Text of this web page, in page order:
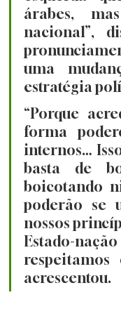
árabes,
nacional”,
uma
estratégia
“Porque
forma
internos…
basta de
boicotando
poderão se
nossos
Estado-
respeitamos
acrescentou.